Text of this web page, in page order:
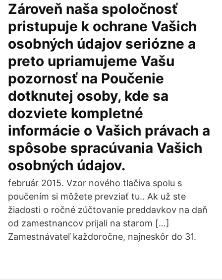
Zároveň naša spoločnosť
pristupuje k ochrane Vašich
osobných údajov seriózne a
preto upriamujeme Vašu
pozornosť na Poučenie
dotknutej osoby, kde sa
dozviete kompletné
informácie o Vašich právach a
spôsobe spracúvania Vašich
osobných údajov.
február 2015. Vzor nového tlačiva spolu s
poučením si môžete prevziať tu.. Ak už ste
žiadosti o ročné zúčtovanie preddavkov na daň
od zamestnancov prijali na starom […]
Zamestnávateľ každoročne, najneskôr do 31.